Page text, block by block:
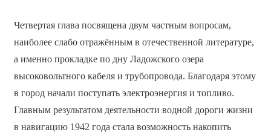
Четвертая глава посвящена двум частным вопросам,
наиболее слабо отражённым в отечественной литературе,
а именно прокладке по дну Ладожского озера
высоковольтного кабеля и трубопровода. Благодаря этому
в город начали поступать электроэнергия и топливо.
Главным результатом деятельности водной дороги жизни
в навигацию 1942 года стала возможность накопить